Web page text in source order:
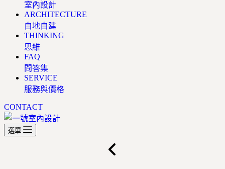
室內設計
ARCHITECTURE
自地自建
THINKING
思維
FAQ
問答集
SERVICE
服務與價格
CONTACT
選單